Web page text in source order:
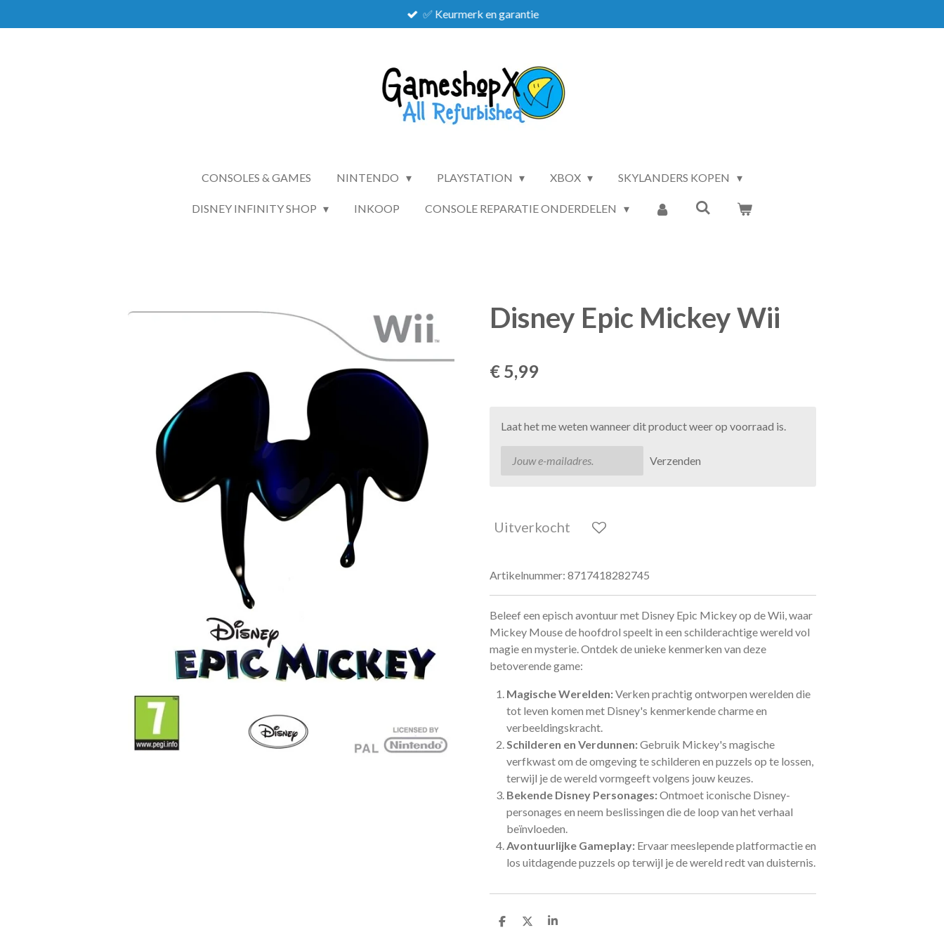
direct
✅ Keurmerk en garantie
CONSOLES & GAMES NINTENDO PLAYSTATION XBOX SKYLANDERS KOPEN
DISNEY INFINITY SHOP INKOOP CONSOLE REPARATIE ONDERDELEN
Disney Epic Mickey Wii
€ 5,99
Laat het me weten wanneer dit product weer op voorraad is.
Verzenden
Uitverkocht
Artikelnummer: 8717418282745
Beleef een episch avontuur met Disney Epic Mickey op de Wii, waar
Mickey Mouse de hoofdrol speelt in een schilderachtige wereld vol
magie en mysterie. Ontdek de unieke kenmerken van deze
betoverende game:
Magische Werelden:Verken prachtig ontworpen werelden die
tot leven komen met Disney's kenmerkende charme en
verbeeldingskracht.
Schilderen en Verdunnen:Gebruik Mickey's magische
verfkwast om de omgeving te schilderen en puzzels op te lossen,
terwijl je de wereld vormgeeft volgens jouw keuzes.
Bekende Disney Personages:Ontmoet iconische Disney-
personages en neem beslissingen die de loop van het verhaal
beïnvloeden.
Avontuurlijke Gameplay: Ervaar meeslepende platformactie en
los uitdagende puzzels op terwijl je de wereld redt van duisternis.
D
D
S